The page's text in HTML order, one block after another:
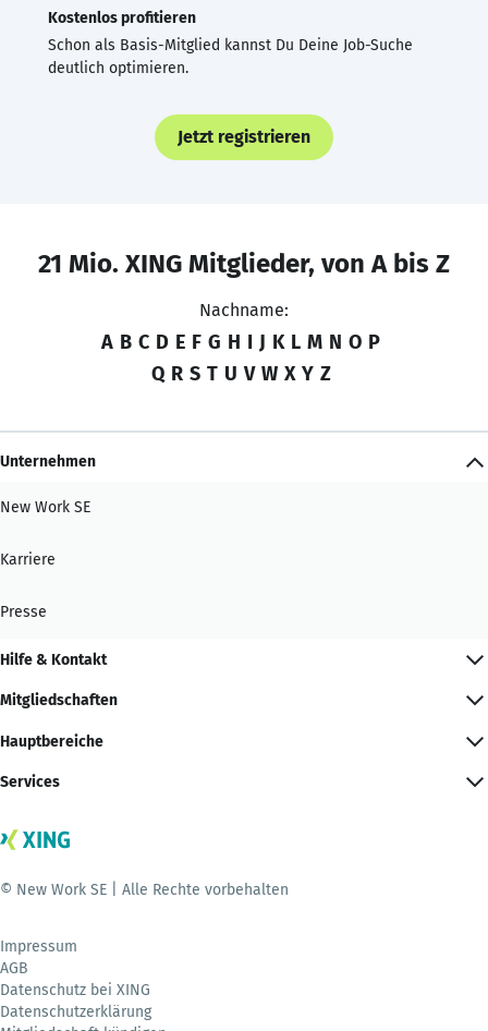
Kostenlos profitieren
Schon als Basis-Mitglied kannst Du Deine Job-Suche
deutlich optimieren.
Jetzt registrieren
21 Mio. XING Mitglieder, von A bis Z
Nachname:
A B C D E F G H I J K L M N O P
Q R S T U V W X Y Z
Unternehmen
New Work SE
Karriere
Presse
Hilfe & Kontakt
Mitgliedschaften
Hauptbereiche
Services
© New Work SE | Alle Rechte vorbehalten
Impressum
AGB
Datenschutz bei XING
Datenschutzerklärung